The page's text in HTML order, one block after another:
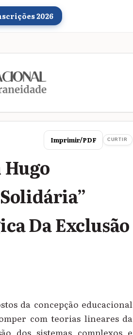
2026
Imprimir/PDF CURTIR
Da Exclusão
da concepção educacional
com teorias lineares da
dos sistemas complexos e